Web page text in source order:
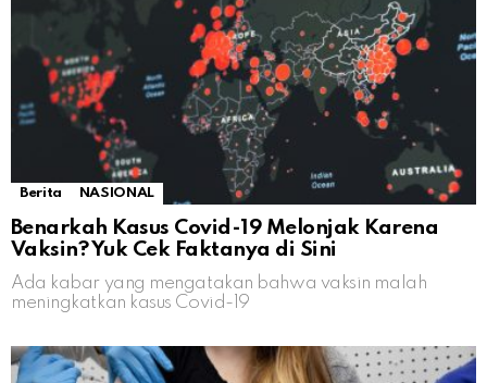
Berita NASIONAL
Benarkah Kasus Covid-19 Melonjak Karena
Vaksin? Yuk Cek Faktanya di Sini
Ada kabar yang mengatakan bahwa vaksin malah
meningkatkan kasus Covid-19